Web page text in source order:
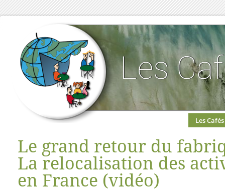
Les Cafés
Le grand retour du
La relocalisation des
en France (vidéo)